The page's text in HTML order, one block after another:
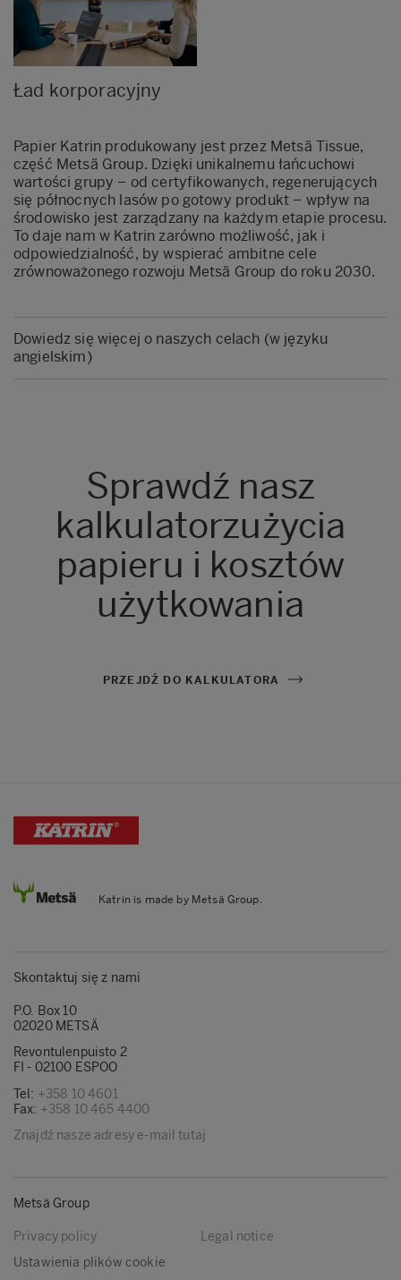
Ład korporacyjny
Papier Katrin produkowany jest przez Metsä Tissue,
część Metsä Group. Dzięki unikalnemu łańcuchowi
wartości grupy – od certyfikowanych, regenerujących
się północnych lasów po gotowy produkt – wpływ na
środowisko jest zarządzany na każdym etapie procesu.
To daje nam w Katrin zarówno możliwość, jak i
odpowiedzialność, by wspierać ambitne cele
zrównoważonego rozwoju Metsä Group do roku 2030.
Dowiedz się więcej o naszych celach (w języku
angielskim)
Sprawdź nasz
kalkulatorzużycia
papieru i kosztów
użytkowania
PRZEJDŹ DO KALKULATORA
Katrin is made by Metsä Group.
Skontaktuj się z nami
P.O. Box 10
02020 METSÄ
Revontulenpuisto 2
FI - 02100 ESPOO
Tel: +358 10 4601
Fax: +358 10 465 4400
Znajdź nasze adresy e-mail tutaj
Metsä Group
Privacy policy
Legal notice
Ustawienia plików cookie